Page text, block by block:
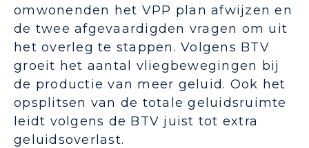
omwonenden het VPP plan afwijzen en
de twee afgevaardigden vragen om uit
het overleg te stappen. Volgens BTV
groeit het aantal vliegbewegingen bij
de productie van meer geluid. Ook het
opsplitsen van de totale geluidsruimte
leidt volgens de BTV juist tot extra
geluidsoverlast.